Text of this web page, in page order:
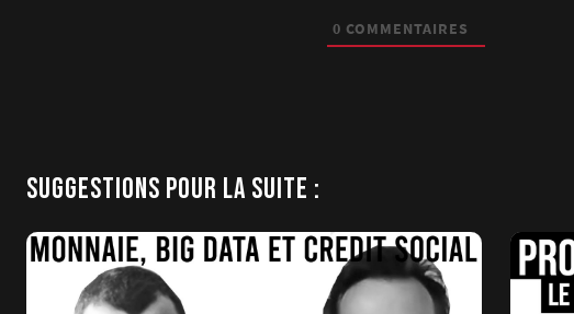
0 COMMENTAIRES
SUGGESTIONS POUR LA SUITE :